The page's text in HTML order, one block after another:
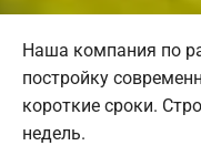
Наша компания по
постройку
короткие сроки.
недель.